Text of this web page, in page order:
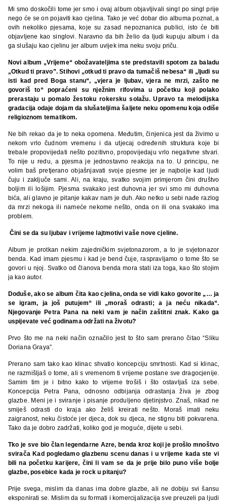
Mi smo doskočili tome jer smo i ovaj album objavljivali singl po singl prije
nego će se on pojaviti kao cjelina. Tako je već dobar dio albuma poznat, a
ovih nekoliko pjesama, koje su zasad nepoznanica publici, isto će biti
objavljene kao singlovi. Naravno da bih želio da ljudi kupuju album i da
ga slušaju kao cjelinu jer album uvijek ima neku svoju priču.
Novi album „Vrijeme“ obožavateljima ste predstavili spotom za baladu
„Otkud ti pravo”. Stihovi „otkud ti pravo da tumačiš nebesa“ ili „ljudi su
isti kad pred Boga stanu“, „vjera je ljubav, vjera ne mrzi, zašto ne
govoriš to“ popraćeni su nježnim rifovima u početku koji polako
prerastaju u pomalo žestoku rokersku solažu. Upravo ta melodijska
gradacija odaje dojam da slušateljima šaljete neku opomenu koja odiše
religioznom tematikom.
Ne bih rekao da je to neka opomena. Međutim, činjenica jest da živimo u
nekom vrlo čudnom vremenu i da utjecaj određenih struktura koje bi
trebale propovijedati nešto pozitivno, propovijedaju vrlo negativne stvari.
To nije u redu, a pjesma je jednostavno reakcija na to. U principu, ne
volim baš pretjerano objašnjavati svoje pjesme jer je najbolje kad ljudi
čuju i zaključe sami. Ali, na kraju, svatko svojim primjerom čini društvo
boljim ili lošijim. Pjesma svakako jest duhovna jer svi smo mi duhovna
bića, ali glavno je pitanje kakav nam je duh. Ako netko u sebi nađe razlog
da mrzi nekoga ili nameće nekome nešto, onda on ili ona svakako ima
problem.
Čini se da su ljubav i vrijeme lajtmotivi vaše nove cjeline.
Album je protkan nekim zajedničkim svjetonazorom, a to je svjetonazor
benda. Kad imam pjesmu i kad je bend čuje, raspravljamo o tome što se
govori u njoj. Svatko od članova benda mora stati iza toga, kao što stojim
ja kao autor.
Doduše, ako se album čita kao cjelina, onda se vidi kako govorite „… ja
se igram, ja još putujem“ ili „moraš odrasti; a ja neću nikada“.
Njegovanje Petra Pana na neki vam je način zaštitni znak. Kako ga
uspijevate već godinama održati na životu?
Prvo što me na neki način označilo jest to što sam prerano čitao “Sliku
Doriana Graya”.
Prerano sam tako kao klinac shvatio koncepciju smrtnosti. Kad si klinac,
ne razmišljaš o tome, ali s vremenom ti vrijeme postane sve dragocjenije.
Samim tim je i bitno kako to vrijeme trošiš i što ostavljaš iza sebe.
Koncepcija Petra Pana, odnosno odbijanja odrastanja živa je zbog
glazbe. Meni je i sviranje i pisanje produljeno djetinjstvo. Znaš, nikad ne
smiješ odrasti do kraja ako želiš kreirati nešto. Moraš imati neku
zaigranost, neku čistoće jer djeca, dok su djeca, ne stignu biti pokvarena.
Tako da je dobro zadržati, koliko god je moguće, dijete u sebi.
Tko je sve bio član legendarne Azre, benda kroz koji je prošlo mnoštvo
svirača Kad pogledamo glazbenu scenu danas i u vrijeme kada ste vi
bili na početku karijere, čini li vam se da je prije bilo puno više bolje
glazbe, posebice kada je rock u pitanju?
Prije svega, mislim da danas ima dobre glazbe, ali ne dobiju svi šansu
eksponirati se. Mislim da su formati i komercijalizacija sve preuzeli pa ljudi